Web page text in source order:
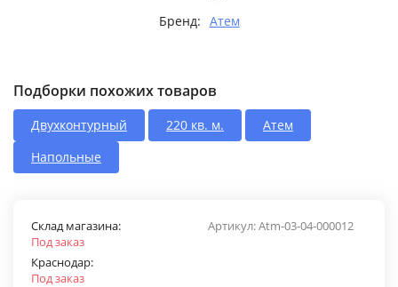
Бренд: Атем
Подборки похожих товаров
Двухконтурный 220 кв. м.
Атем
Напольные
Артикул:Atm-03-04-000012
Склад магазина:
Под заказ
Краснодар:
Под заказ